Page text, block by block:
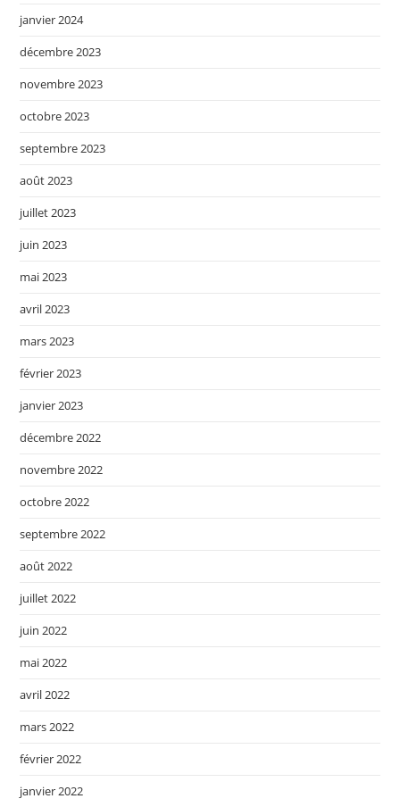
janvier 2024
décembre 2023
novembre 2023
octobre 2023
septembre 2023
août 2023
juillet 2023
juin 2023
mai 2023
avril 2023
mars 2023
février 2023
janvier 2023
décembre 2022
novembre 2022
octobre 2022
septembre 2022
août 2022
juillet 2022
juin 2022
mai 2022
avril 2022
mars 2022
février 2022
janvier 2022